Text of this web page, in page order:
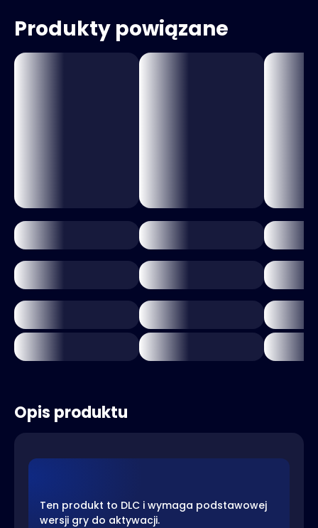
Produkty powiązane
Opis produktu
Ten produkt to DLC i wymaga podstawowej
wersji gry do aktywacji.